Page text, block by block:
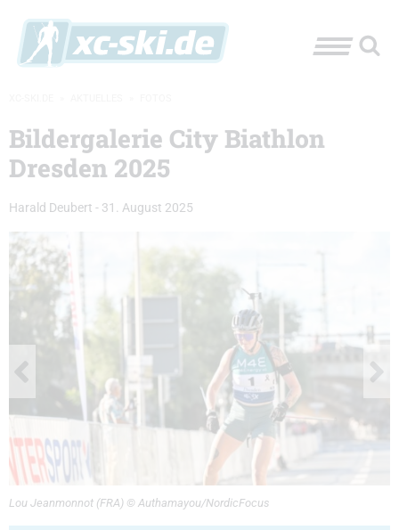
Bildergalerie City Biathlon
Dresden 2025
Harald Deubert - 31. August 2025
Lou Jeanmonnot (FRA) © Authamayou/NordicFocus